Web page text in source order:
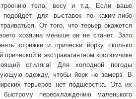
тела, весу и т.д. Если ваше
подойдет для выставок по каким-либо
От того, что терьер окажется
хозяина меньше он не станет. Зато
стрижки и прически йорку сколько
прической в экстравагантном костюмчике
стиляга! Для холодной погоды
одежду, чтобы йорк не замерз. В
терьеров нет подшерстка. Эта их
переохлаждению маленького